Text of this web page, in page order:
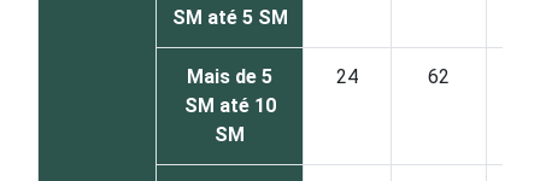
SM até 5 SM
Mais de 5
SM até 10
SM
24 62